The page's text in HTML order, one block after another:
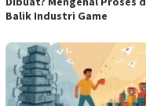
Balik Industri Game